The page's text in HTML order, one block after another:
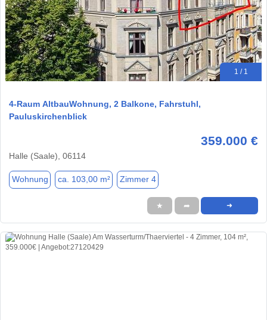
1 / 1
4-Raum AltbauWohnung, 2 Balkone, Fahrstuhl,
Pauluskirchenblick
359.000 €
Halle (Saale), 06114
Wohnung ca. 103,00 m² Zimmer 4
★ ➦ ➜